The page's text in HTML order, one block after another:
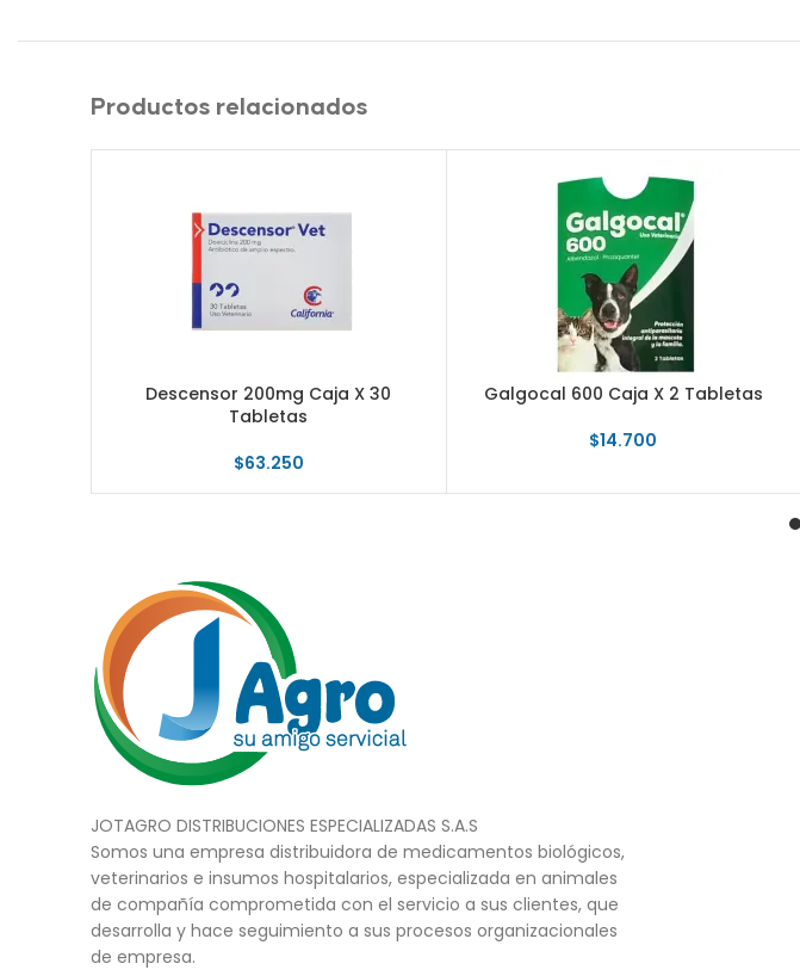
Productos relacionados
Descensor 200mg Caja X 30
Tabletas
$63.250
Galgocal 600 Caja X 2 Tabletas
$14.700
JOTAGRO DISTRIBUCIONES ESPECIALIZADAS S.A.S
Somos una empresa distribuidora de medicamentos biológicos,
veterinarios e insumos hospitalarios, especializada en animales
de compañía comprometida con el servicio a sus clientes, que
desarrolla y hace seguimiento a sus procesos organizacionales
de empresa.